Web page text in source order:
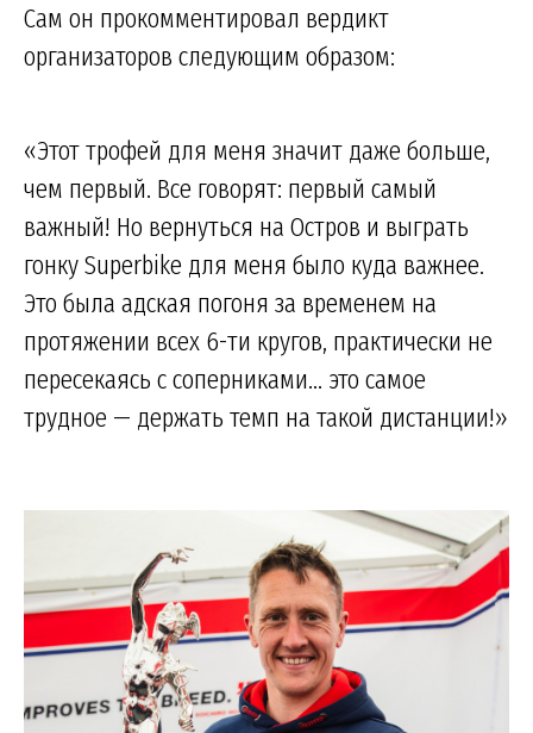
Сам он прокомментировал вердикт
организаторов следующим образом:
«Этот трофей для меня значит даже больше,
чем первый. Все говорят: первый самый
важный! Но вернуться на Остров и выграть
гонку Superbike для меня было куда важнее.
Это была адская погоня за временем на
протяжении всех 6-ти кругов, практически не
пересекаясь с соперниками... это самое
трудное — держать темп на такой дистанции!»